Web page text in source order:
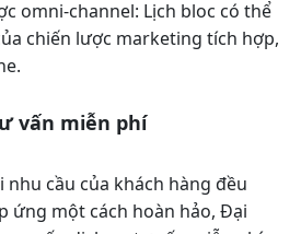
omni-channel: Lịch bloc có thể
chiến lược marketing tích hợp,
vấn miễn phí
cầu của khách hàng đều
ứng một cách hoàn hảo, Đại